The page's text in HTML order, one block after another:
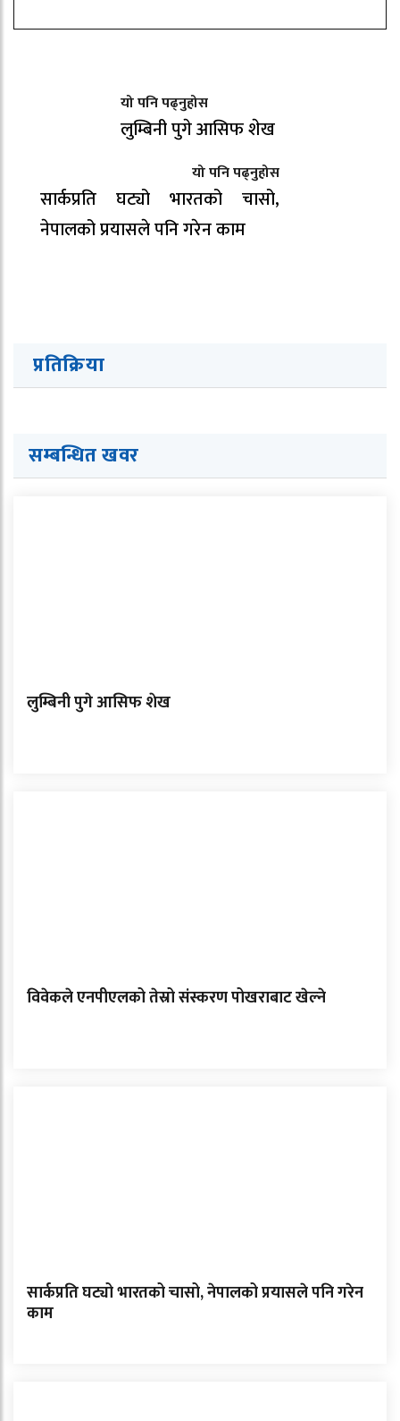
यो पनि पढ्नुहोस
लुम्बिनी पुगे आसिफ शेख
यो पनि पढ्नुहोस
सार्कप्रति घट्यो भारतको चासो,
नेपालको प्रयासले पनि गरेन काम
प्रतिक्रिया
सम्बन्धित खवर
लुम्बिनी पुगे आसिफ शेख
विवेकले एनपीएलको तेस्रो संस्करण पोखराबाट खेल्ने
सार्कप्रति घट्यो भारतको चासो, नेपालको प्रयासले पनि गरेन
काम